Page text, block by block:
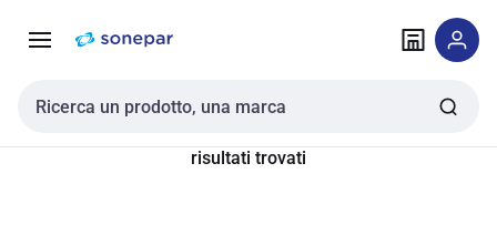
navigazione alla
Cerca input
risultati trovati